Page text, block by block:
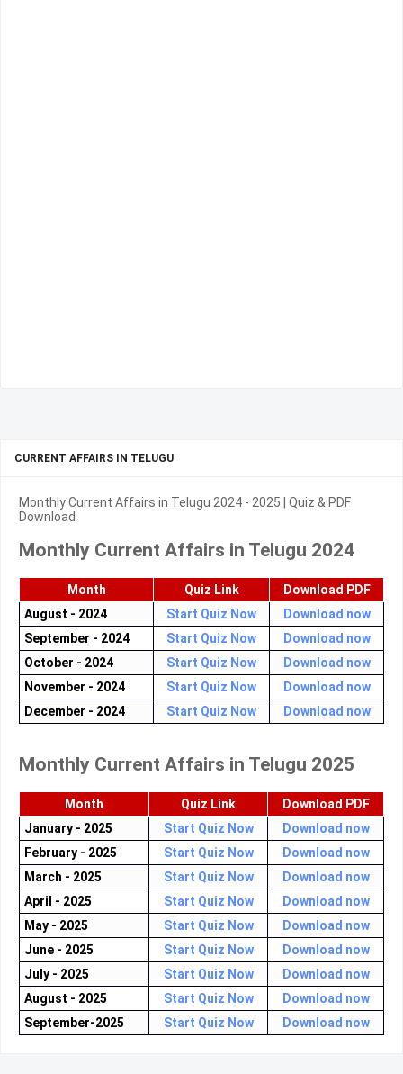
CURRENT AFFAIRS IN TELUGU
Monthly Current Affairs in Telugu 2024 - 2025 | Quiz & PDF
Download
Monthly Current Affairs in Telugu 2024
Month Quiz Link
Download PDF
August - 2024
Start Quiz Now
Download now
September - 2024
Start Quiz Now
Download now
October - 2024
Start Quiz Now
Download now
November - 2024
Start Quiz Now
Download now
December - 2024
Start Quiz Now Download now
Monthly Current Affairs in Telugu 2025
Month Quiz Link
Download PDF
January - 2025
Start Quiz Now
Download now
February - 2025
Start Quiz Now
Download now
March - 2025
Start Quiz Now
Download now
April - 2025
Start Quiz Now
Download now
May - 2025
Start Quiz Now
Download now
June - 2025
Start Quiz Now
Download now
July - 2025
Start Quiz Now
Download now
August - 2025
Start Quiz Now
Download now
September-2025
Start Quiz Now Download now